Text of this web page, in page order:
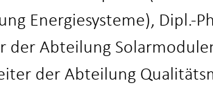
Energiesysteme), Dipl.-
der Abteilung
der Abteilung